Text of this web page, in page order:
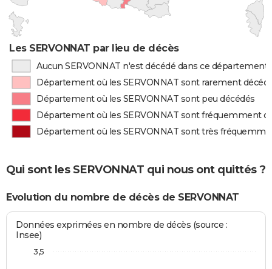
Les SERVONNAT par lieu de décès
Aucun SERVONNAT n'est décédé dans ce département
Département où les SERVONNAT sont rarement
Département où les SERVONNAT sont peu décédés
Département où les SERVONNAT sont fréquemment
Département où les SERVONNAT sont très
Qui sont les SERVONNAT qui nous ont quittés ?
Evolution du nombre de décès de SERVONNAT
Données exprimées en nombre de décès (source :
Insee)
3,5